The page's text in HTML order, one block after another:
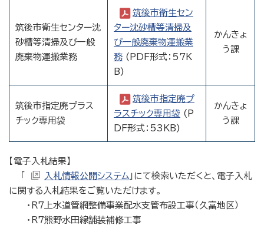
筑後市衛生センター沈
砂槽等清掃及び一般
廃棄物運搬業務
筑後市衛生セン
ター沈砂槽等清掃及
び一般廃棄物運搬業
務 (PDF形式：57K
B)
かんきょ
う課
筑後市指定廃プラス
チック専用袋
筑後市指定廃プ
ラスチック専用袋 (P
DF形式：53KB)
かんきょ
う課
【電子入札結果】
「
入札情報公開システム 」にて検索いただくと、電子入札
に関する入札結果をご覧いただけます。
・R7上水道管網整備事業配水支管布設工事（久富地区）
・R7熊野水田線舗装補修工事